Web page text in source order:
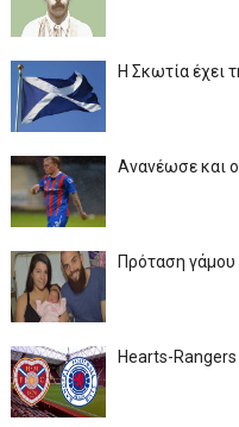
Η Σκωτία έχει
Ανανέωσε και
Πρόταση γάμου
Hearts-